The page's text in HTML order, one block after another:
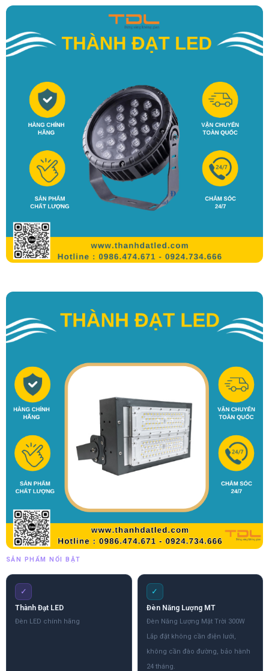
SẢN PHẨM NỔI BẬT
✓
Thành Đạt LED
Đèn LED chính hãng
✓
Đèn Năng Lượng MT
Đèn Năng Lượng Mặt Trời 300W
Lắp đặt không cần điện lưới,
không cần đào đường, bảo hành
24 tháng.